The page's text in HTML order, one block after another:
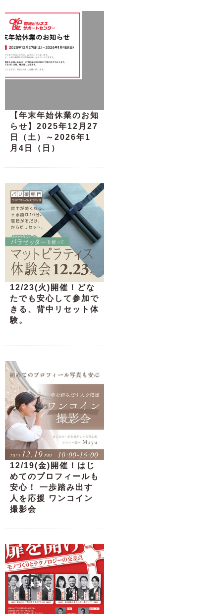
【年末年始休業のお知
らせ】2025年12月27
日（土）～2026年1
月4日（日）
12/23(火)開催！どな
たでも安心して参加で
きる、背中リセット体
験。
12/19(金)開催！はじ
めてのプロフィールも
安心！ 一歩踏み出す
人を応援 ワンコイン
撮影会